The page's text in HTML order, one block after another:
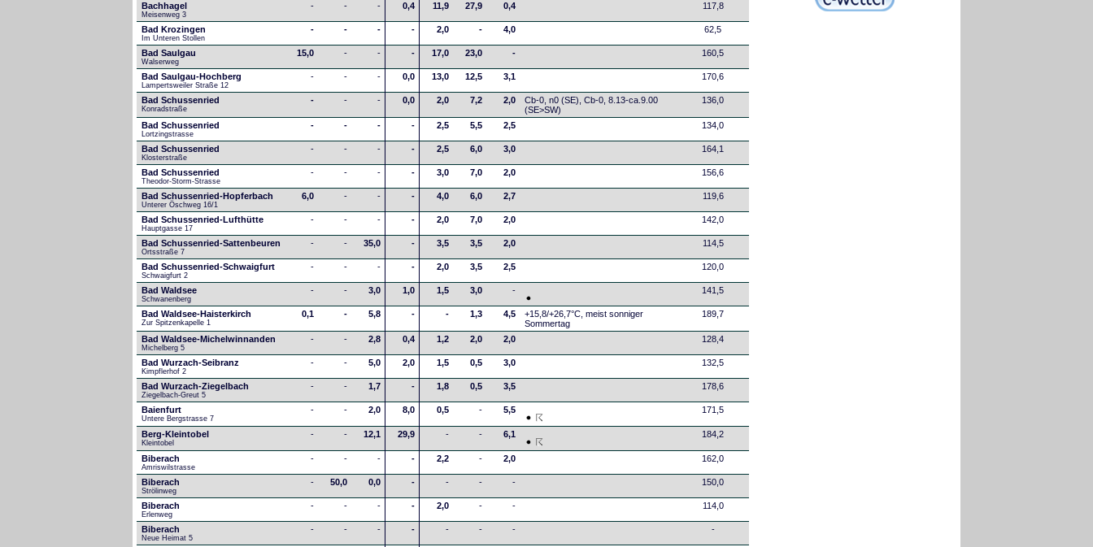
Bachhagel
Meisenweg 3
- - - 0,4 11,9 27,9 0,4 117,8
Bad Krozingen
Im Unteren Stollen
- - - - 2,0 - 4,0 62,5
Bad Saulgau
Walserweg
15,0 - - - 17,0 23,0 - 160,5
Bad Saulgau-Hochberg
Lampertsweiler Straße 12
- - - 0,0 13,0 12,5 3,1 170,6
Bad Schussenried
Konradstraße
- - - 0,0 2,0 7,2 2,0
Cb-0, n0 (SE), Cb-0, 8.13-ca.9.00
(SE>SW)
136,0
Bad Schussenried
Lortzingstrasse
- - - - 2,5 5,5 2,5 134,0
Bad Schussenried
Klosterstraße
- - - - 2,5 6,0 3,0 164,1
Bad Schussenried
Theodor-Storm-Strasse
- - - - 3,0 7,0 2,0 156,6
Bad Schussenried-Hopferbach
Unterer Öschweg 16/1
6,0 - - - 4,0 6,0 2,7 119,6
Bad Schussenried-Lufthütte
Hauptgasse 17
- - - - 2,0 7,0 2,0 142,0
Bad Schussenried-Sattenbeuren
Ortsstraße 7
- - 35,0 - 3,5 3,5 2,0 114,5
Bad Schussenried-Schwaigfurt
Schwaigfurt 2
- - - - 2,0 3,5 2,5 120,0
Bad Waldsee
Schwanenberg
- - 3,0 1,0 1,5 3,0 - 141,5
Bad Waldsee-Haisterkirch
Zur Spitzenkapelle 1
0,1 - 5,8 - - 1,3 4,5
+15,8/+26,7°C, meist sonniger
Sommertag
189,7
Bad Waldsee-Michelwinnanden
Michelberg 5
- - 2,8 0,4 1,2 2,0 2,0 128,4
Bad Wurzach-Seibranz
Kimpflerhof 2
- - 5,0 2,0 1,5 0,5 3,0 132,5
Bad Wurzach-Ziegelbach
Ziegelbach-Greut 5
- - 1,7 - 1,8 0,5 3,5 178,6
Baienfurt
Untere Bergstrasse 7
- - 2,0 8,0 0,5 - 5,5 171,5
Berg-Kleintobel
Kleintobel
- - 12,1 29,9 - - 6,1 184,2
Biberach
Amriswilstrasse
- - - - 2,2 - 2,0 162,0
Biberach
Strölinweg
- 50,0 0,0 - - - - 150,0
Biberach
Erlenweg
- - - - 2,0 - - 114,0
Biberach
Neue Heimat 5
- - - - - - - -